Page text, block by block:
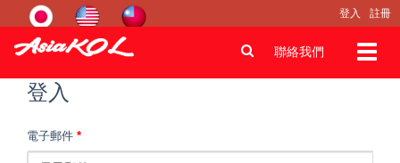
登入 註冊
聯絡我們
登入
電子郵件 *